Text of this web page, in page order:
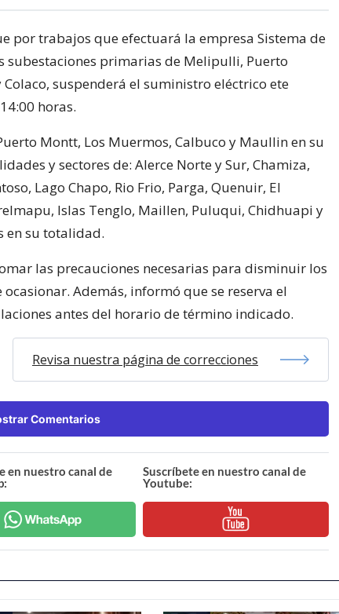
por trabajos que efectuará la empresa Sistema de
subestaciones primarias de Melipulli, Puerto
suspenderá el suministro eléctrico ete
horas.
Montt, Los Muermos, Calbuco y Maullin en su
y sectores de: Alerce Norte y Sur, Chamiza,
Lago Chapo, Rio Frio, Parga, Quenuir, El
Islas Tenglo, Maillen, Puluqui, Chidhuapi y
en su totalidad.
las precauciones necesarias para disminuir los
Además, informó que se reserva el
antes del horario de término indicado.
Revisa nuestra página de correcciones
Comentarios
en nuestro canal de
Suscríbete en nuestro canal de
Youtube: